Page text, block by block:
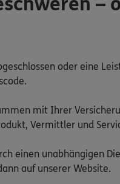
oder eine
mit Ihrer
Vermittler und
einen unabhängigen
auf unserer Website.